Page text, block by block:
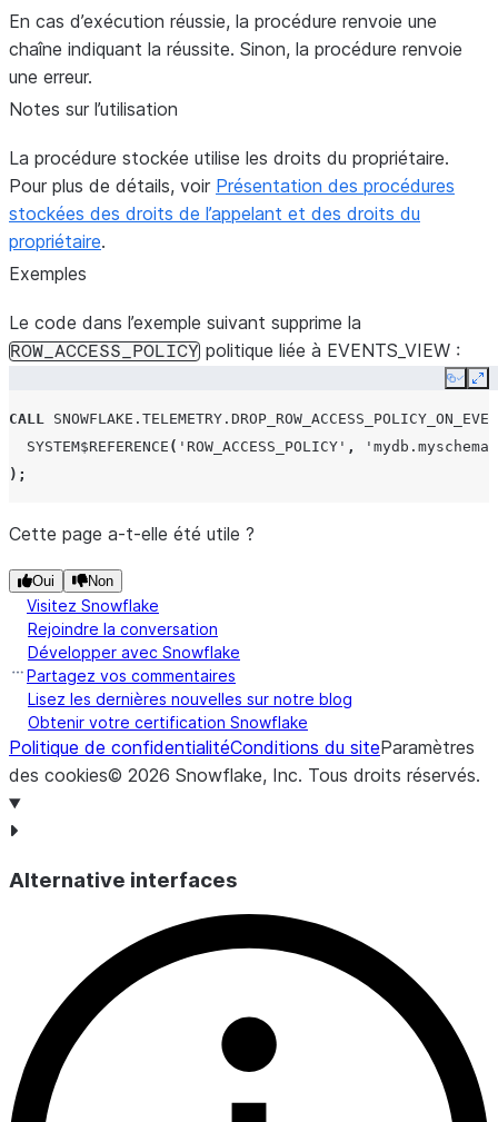
En cas d’exécution réussie, la procédure renvoie une
chaîne indiquant la réussite. Sinon, la procédure renvoie
une erreur.
Notes sur l’utilisation
La procédure stockée utilise les droits du propriétaire.
Pour plus de détails, voir Présentation des procédures
stockées des droits de l’appelant et des droits du
propriétaire.
Exemples
Le code dans l’exemple suivant supprime la
ROW_ACCESS_POLICY politique liée à EVENTS_VIEW :
Copy
CALL
SYSTEM$REFERENCE ( 'ROW_ACCESS_POLICY' ,
);
Cette page a-t-elle été utile ?
Oui Non
Visitez Snowflake
Rejoindre la conversation
Développer avec Snowflake
Partagez vos commentaires
Lisez les dernières nouvelles sur notre blog
Obtenir votre certification Snowflake
Politique de confidentialitéConditions du siteParamètres
des cookies© 2026 Snowflake, Inc. Tous droits réservés.
Alternative interfaces